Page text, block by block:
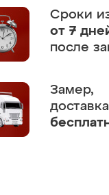
Сроки
от 7
после
Замер,